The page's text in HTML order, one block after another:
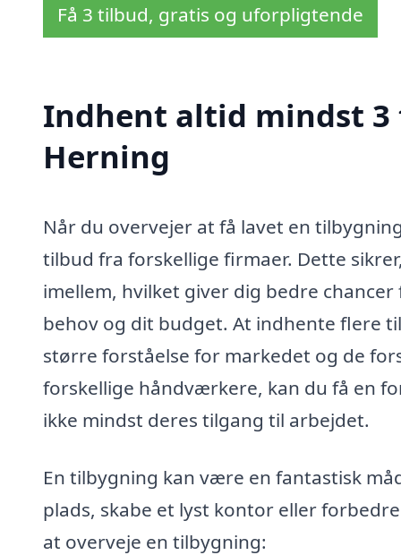
Få 3 tilbud, gratis og uforpligtende
Indhent altid mindst
Herning
Når du overvejer at få lavet en
tilbud fra forskellige firmaer. Dette
imellem, hvilket giver dig bedre
behov og dit budget. At indhente flere
større forståelse for markedet og de
forskellige håndværkere, kan du få en
ikke mindst deres tilgang til arbejdet.
En tilbygning kan være en fantastisk
plads, skabe et lyst kontor eller
at overveje en tilbygning: